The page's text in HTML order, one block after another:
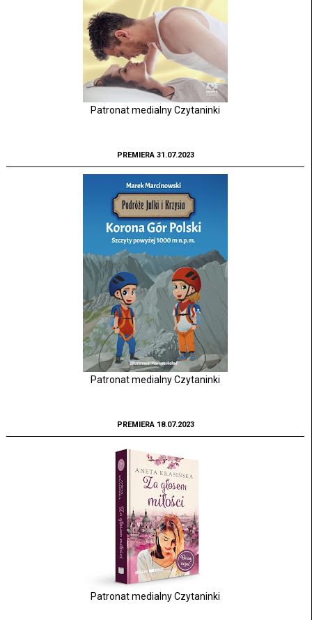
Patronat medialny Czytaninki
PREMIERA 31.07.2023
Patronat medialny Czytaninki
PREMIERA 18.07.2023
Patronat medialny Czytaninki